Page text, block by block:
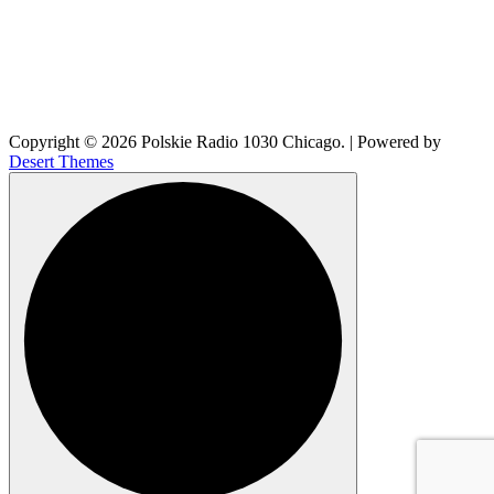
Copyright © 2026 Polskie Radio 1030 Chicago. | Powered by
Desert Themes